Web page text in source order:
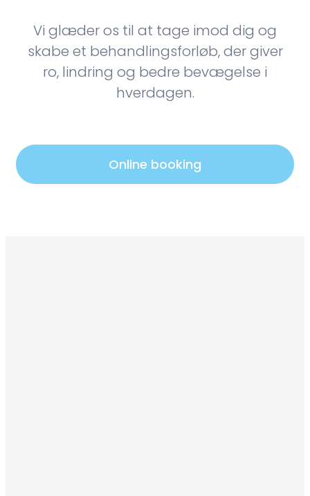
Vi glæder os til at tage imod dig og
skabe et behandlingsforløb, der giver
ro, lindring og bedre bevægelse i
hverdagen.
Online booking